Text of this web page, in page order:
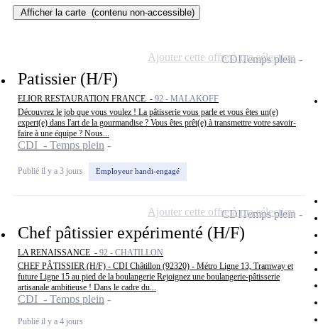
Afficher la carte (contenu non-accessible)
Patissier (H/F)
ELIOR RESTAURATION FRANCE - 92 - MALAKOFF
Découvrez le job que vous voulez ! La pâtisserie vous parle et vous êtes un(e)
expert(e) dans l'art de la gourmandise ? Vous êtes prêt(e) à transmettre votre savoir-
faire à une équipe ? Nous...
CDI - Temps plein
Publié il y a 3 jours Employeur handi-engagé
CDITemps plein
Ajouter cette offre à ma sélection
Chef pâtissier expérimenté (H/F)
LA RENAISSANCE - 92 - CHATILLON
CHEF PÂTISSIER (H/F) - CDI Châtillon (92320) - Métro Ligne 13, Tramway et
future Ligne 15 au pied de la boulangerie Rejoignez une boulangerie-pâtisserie
artisanale ambitieuse ! Dans le cadre du...
CDI - Temps plein
Publié il y a 4 jours
CDITemps plein
Ajouter cette offre à ma sélection